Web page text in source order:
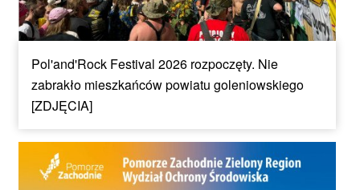
Pol'and'Rock Festival 2026 rozpoczęty. Nie
zabrakło mieszkańców powiatu goleniowskiego
[ZDJĘCIA]